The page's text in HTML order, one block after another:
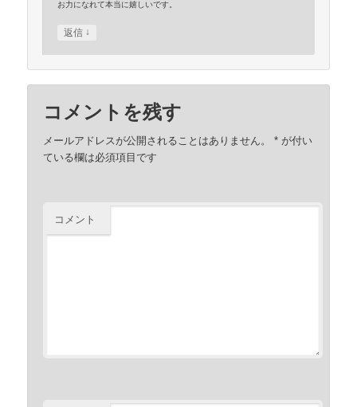
お力になれて本当に嬉しいです。
返信 ↓
コメントを残す
メールアドレスが公開されることはありません。 *が付い
ている欄は必須項目です
コメント